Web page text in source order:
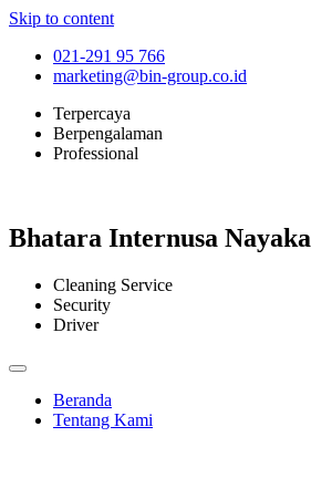
Skip to content
021-291 95 766
marketing@bin-group.co.id
Terpercaya
Berpengalaman
Professional
Bhatara Internusa Nayaka
Cleaning Service
Security
Driver
Beranda
Tentang Kami